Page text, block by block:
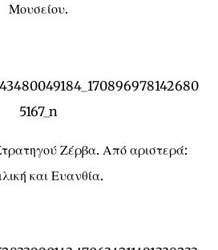
Μουσείου.
Ζέρβα. Από αριστερά:
και Ευανθία.